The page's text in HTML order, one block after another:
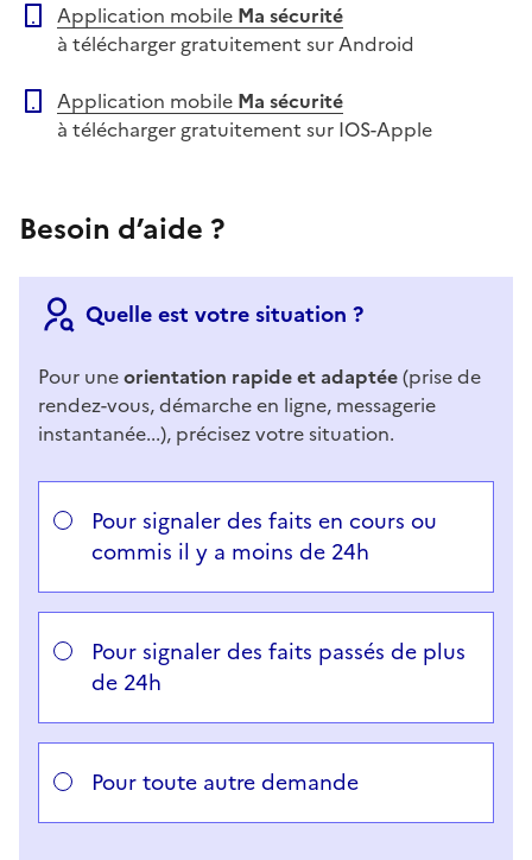
Application mobile Ma sécurité
à télécharger gratuitement sur Android
Application mobile Ma sécurité
à télécharger gratuitement sur IOS-Apple
Besoin d’aide ?
Quelle est votre situation ?
Pour uneorientation rapide et adaptée(prise de
rendez-vous, démarche en ligne, messagerie
instantanée...), précisez votre situation.
Répondez aux questions successives et les réponses
Vous avez choisi
Pour signaler des faits en cours ou
commis il y a moins de 24h
Pour signaler des faits passés de plus
de 24h
Pour toute autre demande